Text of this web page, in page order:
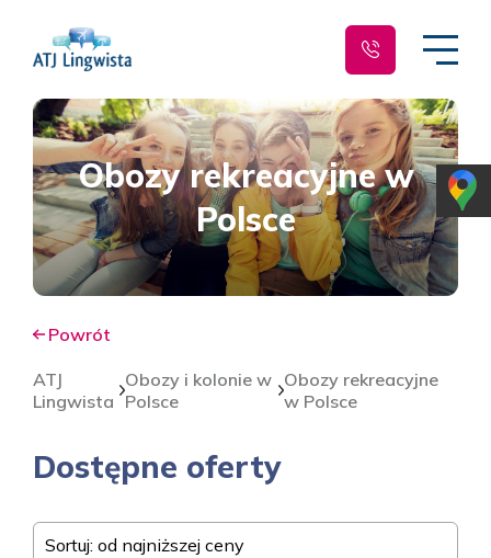
Obozy rekreacyjne w
Polsce
Powrót
ATJ
Lingwista
Obozy i kolonie w
Polsce
Obozy rekreacyjne
w Polsce
Dostępne oferty
Sortuj: od najniższej ceny